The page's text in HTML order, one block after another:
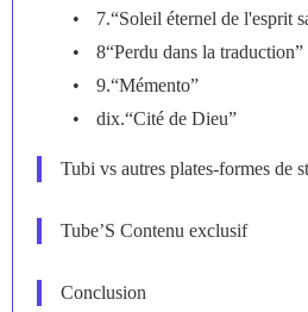
7.“Soleil éternel de l'esprit
8“Perdu dans la traduction”
9.“Mémento”
dix.“Cité de Dieu”
Tubi vs autres plates-formes de
Tube’S Contenu exclusif
Conclusion